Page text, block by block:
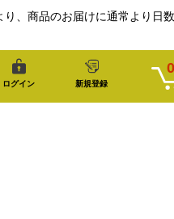
、商品のお届けに通常より日
ログイン 新規登録
0